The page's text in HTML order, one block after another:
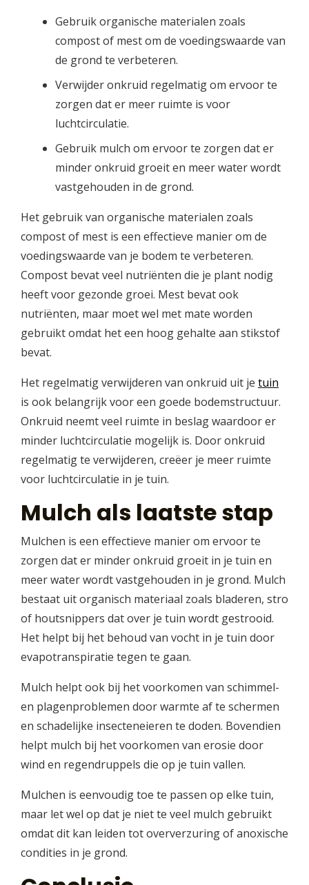
Gebruik organische materialen zoals
compost of mest om de voedingswaarde van
de grond te verbeteren.
Verwijder onkruid regelmatig om ervoor te
zorgen dat er meer ruimte is voor
luchtcirculatie.
Gebruik mulch om ervoor te zorgen dat er
minder onkruid groeit en meer water wordt
vastgehouden in de grond.
Het gebruik van organische materialen zoals
compost of mest is een effectieve manier om de
voedingswaarde van je bodem te verbeteren.
Compost bevat veel nutriënten die je plant nodig
heeft voor gezonde groei. Mest bevat ook
nutriënten, maar moet wel met mate worden
gebruikt omdat het een hoog gehalte aan stikstof
bevat.
Het regelmatig verwijderen van onkruid uit je tuin
is ook belangrijk voor een goede bodemstructuur.
Onkruid neemt veel ruimte in beslag waardoor er
minder luchtcirculatie mogelijk is. Door onkruid
regelmatig te verwijderen, creëer je meer ruimte
voor luchtcirculatie in je tuin.
Mulch als laatste stap
Mulchen is een effectieve manier om ervoor te
zorgen dat er minder onkruid groeit in je tuin en
meer water wordt vastgehouden in je grond. Mulch
bestaat uit organisch materiaal zoals bladeren, stro
of houtsnippers dat over je tuin wordt gestrooid.
Het helpt bij het behoud van vocht in je tuin door
evapotranspiratie tegen te gaan.
Mulch helpt ook bij het voorkomen van schimmel-
en plagenproblemen door warmte af te schermen
en schadelijke insecteneieren te doden. Bovendien
helpt mulch bij het voorkomen van erosie door
wind en regendruppels die op je tuin vallen.
Mulchen is eenvoudig toe te passen op elke tuin,
maar let wel op dat je niet te veel mulch gebruikt
omdat dit kan leiden tot oververzuring of anoxische
condities in je grond.